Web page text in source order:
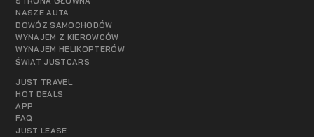
NASZE AUTA
DOWÓZ SAMOCHODÓW
WYNAJEM Z KIEROWCÓW
WYNAJEM HELIKOPTERÓW
ŚWIAT JUSTCARS
JUST TRAVEL
HOT DEALS
APP
FAQ
JUST LEASE